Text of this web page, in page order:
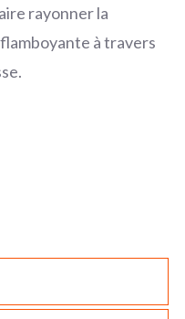
rayonner la
à travers